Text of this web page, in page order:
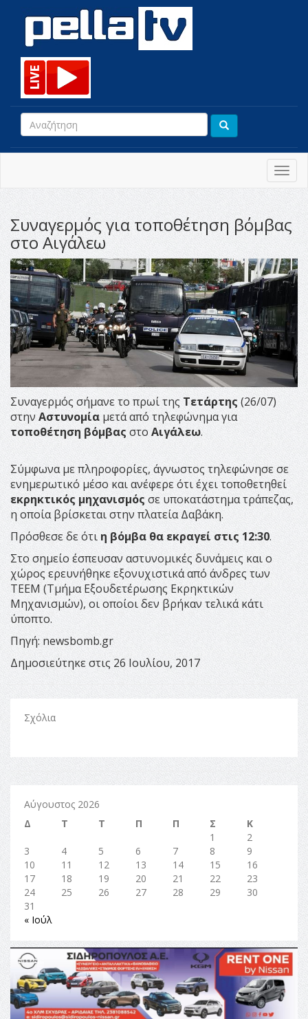
Συναγερμός για τοποθέτηση βόμβας
στο Αιγάλεω
Συναγερμός σήμανε το πρωί τηςΤετάρτης (26/07)
στηνΑστυνομίαμετά από τηλεφώνημα για
τοποθέτηση βόμβας στοΑιγάλεω.
Σύμφωνα με πληροφορίες, άγνωστος τηλεφώνησε σε
ενημερωτικό μέσο και ανέφερε ότι έχει τοποθετηθεί
εκρηκτικός μηχανισμός σε υποκατάστημα τράπεζας,
η οποία βρίσκεται στην πλατεία Δαβάκη.
Πρόσθεσε δε ότι η βόμβα θα εκραγεί στις 12:30.
Στο σημείο έσπευσαν αστυνομικές δυνάμεις και ο
χώρος ερευνήθηκε εξονυχιστικά από άνδρες των
ΤΕΕΜ (Τμήμα Εξουδετέρωσης Εκρηκτικών
Μηχανισμών), οι οποίοι δεν βρήκαν τελικά κάτι
ύποπτο.
Πηγή: newsbomb.gr
Δημοσιεύτηκε στις 26 Ιουλίου, 2017
Σχόλια
Αύγουστος 2026
Δ
Τ Τ Π Π Σ
Κ
1
2
3
4 5 6 7 8
9
10
11 12 13 14 15
16
17
18 19 20 21 22
23
24
25 26 27 28 29
30
31
« Ιούλ